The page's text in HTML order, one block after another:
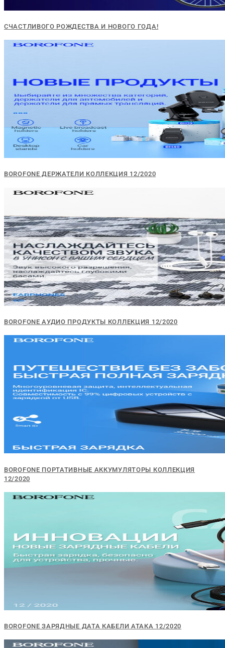
СЧАСТЛИВОГО РОЖДЕСТВА И НОВОГО ГОДА!
BOROFONE ДЕРЖАТЕЛИ КОЛЛЕКЦИЯ 12/2020
BOROFONE АУДИО ПРОДУКТЫ КОЛЛЕКЦИЯ 12/2020
BOROFONE ПОРТАТИВНЫЕ АККУМУЛЯТОРЫ КОЛЛЕКЦИЯ
12/2020
BOROFONE ЗАРЯДНЫЕ ДАТА КАБЕЛИ АТАКА 12/2020